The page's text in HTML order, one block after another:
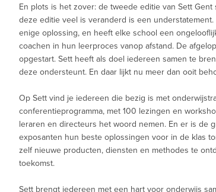
En plots is het zover: de tweede editie van Sett
deze editie veel is veranderd is een
enige oplossing, en heeft elke school een
coachen in hun leerproces vanop afstand. De
opgestart. Sett heeft als doel iedereen samen te
deze ondersteunt. En daar lijkt nu meer dan ooit
Op Sett vind je iedereen die bezig is met
conferentieprogramma, met 100 lezingen en
leraren en directeurs het woord nemen. En er is de
exposanten hun beste oplossingen voor in de klas
zelf nieuwe producten, diensten en methodes te
toekomst.
Sett brengt iedereen met een hart voor onderwijs